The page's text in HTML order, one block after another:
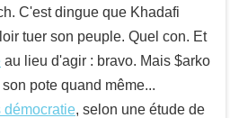
C'est dingue que Khadafi
tuer son peuple. Quel con. Et
au lieu d'agir : bravo. Mais $arko
pote quand même...
démocratie, selon une étude de